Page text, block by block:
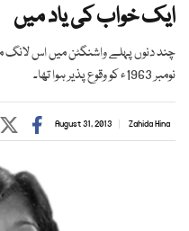
ایک خواب کی یاد میں
نومبر 1963ء کو وقوع پذیر ہوا تھا۔
Zahida Hina
August 31, 2013